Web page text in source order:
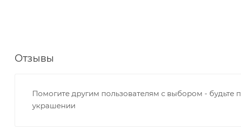
Отзывы
Помогите другим пользователям с выбором -
украшении